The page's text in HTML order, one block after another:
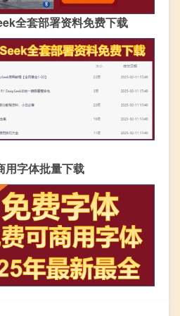
全套部署资料免费下载
用字体批量下载